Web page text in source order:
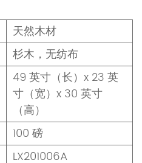
天然木材
杉木，无纺布
49 英寸（长）x 23 英
寸（宽）x 30 英寸
（高）
100 磅
LX201006A